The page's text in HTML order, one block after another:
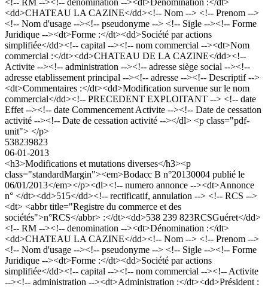
<dd>CHATEAU LA CAZINE</dd><!-- Nom --> <!-- Prenom -->
<!-- Nom d'usage --><!-- pseudonyme --> <!-- Sigle --><!-- Forme
Juridique --><dt>Forme :</dt><dd>Société par actions
simplifiée</dd><!-- capital --><!-- nom commercial --><dt>Nom
commercial :</dt><dd>CHATEAU DE LA CAZINE</dd><!--
Activite --><!-- administration --><!-- adresse siège social --><!--
adresse etablissement principal --><!-- adresse --><!-- Descriptif -->
<dt>Commentaires :</dt><dd>Modification survenue sur le nom
commercial</dd><!-- PRECEDENT EXPLOITANT --> <!-- date
Effet --><!-- date Commencement Activite --><!-- Date de cessation
activité --><!-- Date de cessation activité --></dl> <p class="pdf-
unit"> </p>
538239823
06-01-2013
<h3>Modifications et mutations diverses</h3><p
class="standardMargin"><em>Bodacc B n°20130004 publié le
06/01/2013</em></p><dl><!-- numero annonce --><dt>Annonce
n° </dt><dd>515</dd><!-- rectificatif, annulation --> <!-- RCS -->
<dt> <abbr title="Registre du commerce et des
sociétés">n°RCS</abbr> :</dt><dd>538 239 823RCSGuéret</dd>
<!-- RM --><!-- denomination --><dt>Dénomination :</dt>
<dd>CHATEAU LA CAZINE</dd><!-- Nom --> <!-- Prenom -->
<!-- Nom d'usage --><!-- pseudonyme --> <!-- Sigle --><!-- Forme
Juridique --><dt>Forme :</dt><dd>Société par actions
simplifiée</dd><!-- capital --><!-- nom commercial --><!-- Activite
--><!-- administration --><dt>Administration :</dt><dd>Président :